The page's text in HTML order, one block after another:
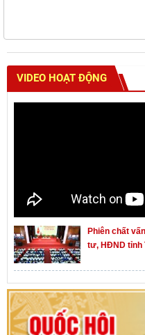
VIDEO HOẠT ĐỘNG
Phiên chất
tư, HĐND tỉnh
Khai mạc kỳ